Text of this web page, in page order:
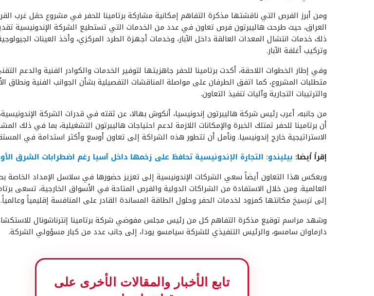
ومن أبرز الفرص التي ناقشتها مذكرة التفاهم إمكانية مشاركة برتامينا للحفر في مشروع حقل غرب
العراق، حيث طرحت هاليبرتون فرص تعاون في عدد من الخدمات التي تستطيع الشركة الإندونيسية
ذلك خدمات انتشال المعدات العالقة داخل الآبار، وخدمات أجهزة الطرد المركزي، وأخذ العينات الجيولوجية
وتركيب أغلفة الآبار.
وفي إطار الخطوات اللاحقة، أكدت برتامينا للحفر جاهزيتها لتوفير الخدمات والكوادر الفنية والدعم
متطلبات المشروع، كما اتفق الطرفان على مواصلة المناقشات التفصيلية بشأن الجوانب الفنية ونطاق
والترتيبات التجارية وآليات تنفيذ التعاون.
من جانبه، أعرب رئيس شركة هاليبرتون إندونيسيا، أنكوش بهالا، عن ثقته في قدرات الشركة
أن برتامينا للحفر تمتلك الخبرة والإمكانات اللازمة لدعم احتياجات هاليبرتون التشغيلية، بما في ذلك
الاستراتيجية خارج إندونيسيا. ونأمل أن تتطور هذه الشراكة إلى تعاون أوسع وأكثر استدامة في
إقرأ أيضا: بيليندو: التجارة الإندونيسية تحافظ على زخمها داخل آسيا رغم اضطرابات الشرق
ويعكس هذا التعاون أيضاً سعي الشركات الإندونيسية إلى تعزيز حضورها في سلاسل الإمداد الخاصة
العالمية. ومن خلال الاستفادة من الشراكات الدولية والفرص المتاحة في الأسواق الخارجية، تسعى
إلى ترسيخ مكانتها كمزود لخدمات الحفر وحلول الطاقة المساندة القادر على المنافسة إقليمياً وعالمياً.
وشهد مراسم توقيع مذكرة التفاهم كل من رئيس مجلس مفوضي شركة برتامينا إنترناشونال
دارماوان سامسو، والرئيس التنفيذي للشركة سيامسو يودا، إلى جانب عدد من كبار مسؤولي الشركة.
تابع الأخبار والمقالات الأخرى على